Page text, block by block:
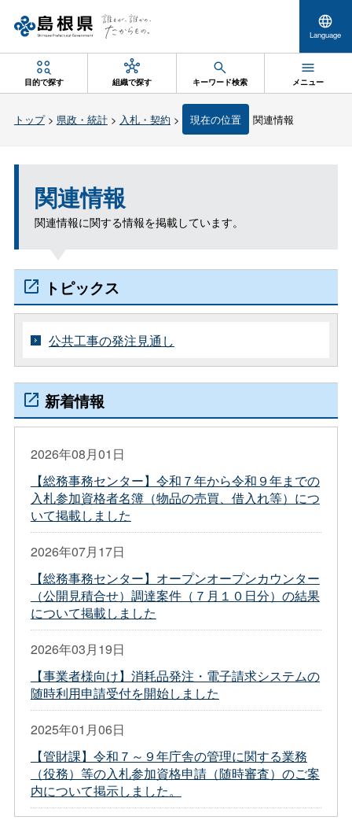
Language
目的で探す 組織で探す キーワード検索 メニュー
トップ> 県政・統計> 入札・契約 > 現在の位置 関連情報
関連情報
関連情報に関する情報を掲載しています。
トピックス
公共工事の発注見通し
新着情報
2026年08月01日
【総務事務センター】令和７年から令和９年までの
入札参加資格者名簿（物品の売買、借入れ等）につ
いて掲載しました
2026年07月17日
【総務事務センター】オープンオープンカウンター
（公開見積合せ）調達案件（７月１０日分）の結果
について掲載しました
2026年03月19日
【事業者様向け】消耗品発注・電子請求システムの
随時利用申請受付を開始しました
2025年01月06日
【管財課】令和７～９年庁舎の管理に関する業務
（役務）等の入札参加資格申請（随時審査）のご案
内について掲示しました。